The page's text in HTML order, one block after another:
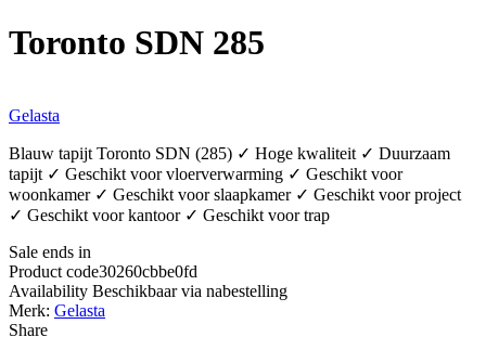
Toronto SDN 285
Gelasta
Blauw tapijt Toronto SDN (285) ✓ Hoge kwaliteit ✓ Duurzaam
tapijt ✓ Geschikt voor vloerverwarming ✓ Geschikt voor
woonkamer ✓ Geschikt voor slaapkamer ✓ Geschikt voor project
✓ Geschikt voor kantoor ✓ Geschikt voor trap
Sale ends in
Product code30260cbbe0fd
Availability Beschikbaar via nabestelling
Merk: Gelasta
Share